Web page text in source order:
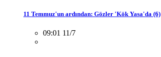
11 Temmuz'un ardından: Gözler 'Kök Yasa'da (6)
09:01 11/7